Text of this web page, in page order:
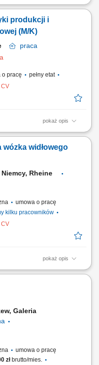
w technologii C++,
projektowymi pracującymi
jednostkowych oraz
produkcji i
(M/K)
praca
o pracę
pełny etat
pokaż opis
procesów produkcyjnych
ryzyka niedoborów na
danych materiałowych w
widłowego
Niemcy, Rheine
umowa o pracę
kilku pracowników
pokaż opis
oraz wyrobów
dostawach i wysyłkach
pakietów
Galeria
umowa o pracę
złbrutto/mies.